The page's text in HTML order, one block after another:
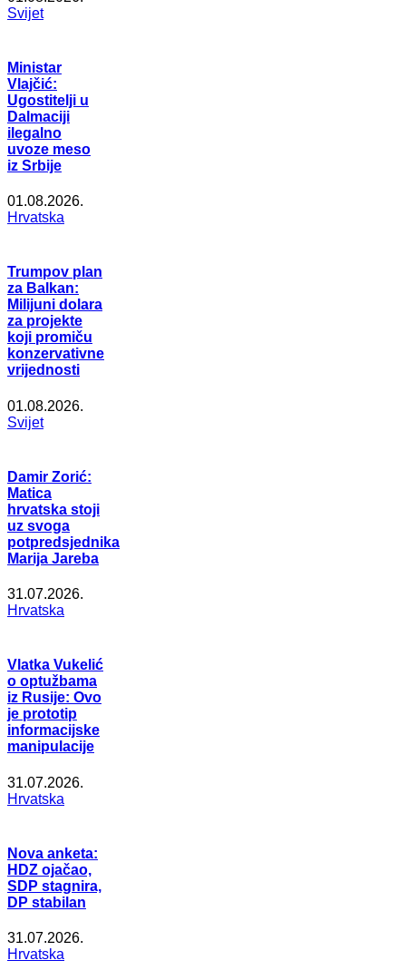
Svijet
Ministar
Vlajčić:
Ugostitelji u
Dalmaciji
ilegalno
uvoze meso
iz Srbije
01.08.2026.
Hrvatska
Trumpov plan
za Balkan:
Milijuni dolara
za projekte
koji promiču
konzervativne
vrijednosti
01.08.2026.
Svijet
Damir Zorić:
Matica
hrvatska stoji
uz svoga
potpredsjednika
Marija Jareba
31.07.2026.
Hrvatska
Vlatka Vukelić
o optužbama
iz Rusije: Ovo
je prototip
informacijske
manipulacije
31.07.2026.
Hrvatska
Nova anketa:
HDZ ojačao,
SDP stagnira,
DP stabilan
31.07.2026.
Hrvatska